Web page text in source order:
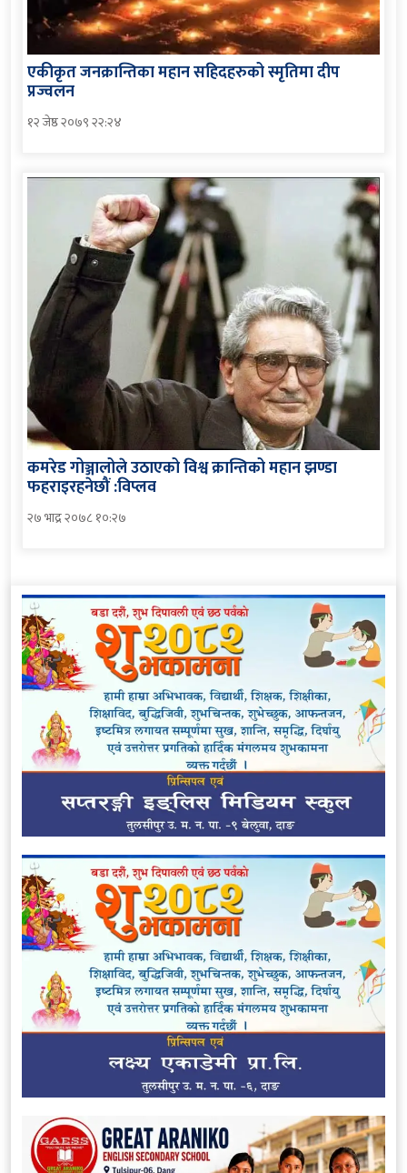
एकीकृत जनक्रान्तिका महान सहिदहरुको स्मृतिमा दीप
प्रज्वलन
१२ जेष्ठ २०७९ २२:२४
कमरेड गोञ्जालोले उठाएको विश्व क्रान्तिको महान झण्डा
फहराइरहनेछौं :विप्लव
२७ भाद्र २०७८ १०:२७